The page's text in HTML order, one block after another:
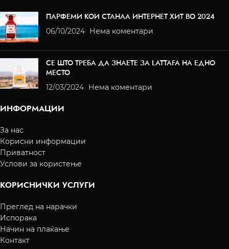
ПАРФЕМИ КОИ СТАНАА ИНТЕРНЕТ ХИТ ВО 2024
06/10/2024 Нема коментари
СЕ ШТО ТРЕБА ДА ЗНАЕТЕ ЗА LATTAFA НА ЕДНО
МЕСТО
12/03/2024 Нема коментари
ИНФОРМАЦИИ
За нас
Корисни информации
Приватност
Услови за користење
КОРИСНИЧКИ УСЛУГИ
Преглед на нарачки
Испорака
Начин на плаќање
Контакт